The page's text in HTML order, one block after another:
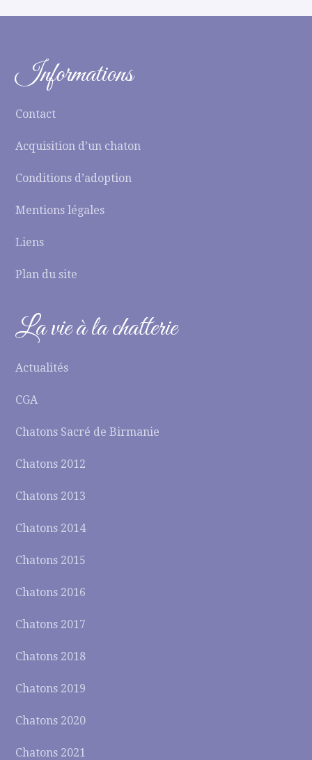
Informations
Contact
Acquisition d’un chaton
Conditions d’adoption
Mentions légales
Liens
Plan du site
La vie à la chatterie
Actualités
CGA
Chatons Sacré de Birmanie
Chatons 2012
Chatons 2013
Chatons 2014
Chatons 2015
Chatons 2016
Chatons 2017
Chatons 2018
Chatons 2019
Chatons 2020
Chatons 2021